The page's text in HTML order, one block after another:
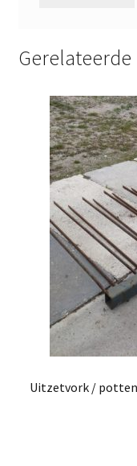
Uitzetvork /